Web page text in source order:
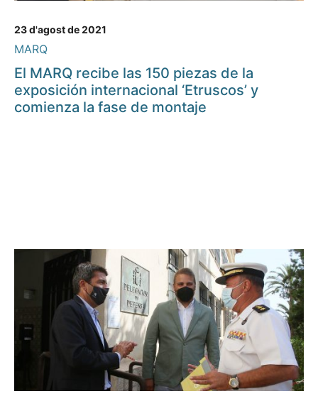
23 d'agost de 2021
MARQ
El MARQ recibe las 150 piezas de la
exposición internacional ‘Etruscos’ y
comienza la fase de montaje